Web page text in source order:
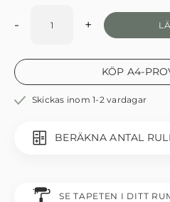
- +
Skickas inom 1-2 vardagar
BERÄKNA ANTAL
KÖP A4-
SE TAPETEN I DITT